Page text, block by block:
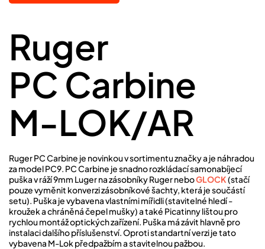
Ruger
PC Carbine
M-LOK/AR
Ruger PC Carbine je novinkou v sortimentu značky a je náhradou
za model PC9. PC Carbine je snadno rozkládací samonabíjecí
puška v ráží 9mm Luger na zásobníky Ruger neboGLOCK(stačí
pouze vyměnit konverzi zásobníkové šachty, která je součástí
setu). Puška je vybavena vlastními mířidli (stavitelné hledí -
kroužek a chráněná čepel mušky) a také Picatinny lištou pro
rychlou montáž optických zařízení. Puška má závit hlavně pro
instalaci dalšího příslušenství. Oproti standartní verzi je tato
vybavena M-Lok předpažbím a stavitelnou pažbou.